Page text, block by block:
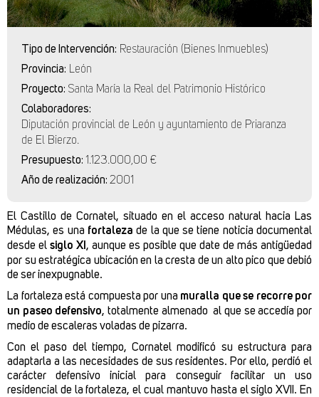
Tipo de Intervención: Restauración (Bienes Inmuebles)
Provincia: León
Proyecto: Santa María la Real del Patrimonio Histórico
Colaboradores:
Diputación provincial de León y ayuntamiento de Priaranza
de El Bierzo.
Presupuesto: 1.123.000,00 €
Año de realización: 2001
El Castillo de Cornatel, situado en el acceso natural hacia Las
Médulas,es una fortaleza de la que se tiene noticia documental
desde el siglo XI , aunque es posible que date de más antigüedad
por su estratégica ubicación en la cresta de un alto pico que debió
de ser inexpugnable.
La fortaleza está compuesta por una muralla que se recorre por
un paseo defensivo, totalmente almenado al que se accedía por
medio de escaleras voladas de pizarra.
Con el paso del tiempo, Cornatel modificó su estructura para
adaptarla a las necesidades de sus residentes. Por ello, perdió el
carácter defensivo inicial para conseguir facilitar un uso
residencial de la fortaleza, el cual mantuvo hasta el siglo XVII. En